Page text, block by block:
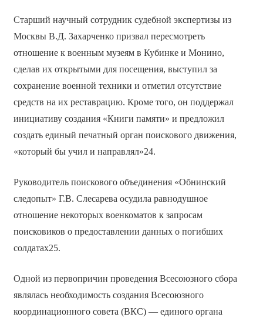
Старший научный сотрудник судебной экспертизы из
Москвы В.Д. Захарченко призвал пересмотреть
отношение к военным музеям в Кубинке и Монино,
сделав их открытыми для посещения, выступил за
сохранение военной техники и отметил отсутствие
средств на их реставрацию. Кроме того, он поддержал
инициативу создания «Книги памяти» и предложил
создать единый печатный орган поискового движения,
«который бы учил и направлял»24.
Руководитель поискового объединения «Обнинский
следопыт» Г.В. Слесарева осудила равнодушное
отношение некоторых военкоматов к запросам
поисковиков о предоставлении данных о погибших
солдатах25.
Одной из первопричин проведения Всесоюзного сбора
являлась необходимость создания Всесоюзного
координационного совета (ВКС) — единого органа